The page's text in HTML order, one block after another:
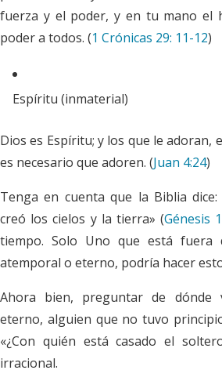
fuerza y el poder, y en tu mano el
poder a todos. (1 Crónicas 29: 11-12)
Espíritu (inmaterial)
Dios es Espíritu; y los que le adoran,
es necesario que adoren. (Juan 4:24)
Tenga en cuenta que la Biblia
creó los cielos y la tierra» (Génesis
tiempo. Solo Uno que está fuera
atemporal o eterno, podría hacer
Ahora bien, preguntar de dónde
eterno, alguien que no tuvo
«¿Con quién está casado el
irracional.